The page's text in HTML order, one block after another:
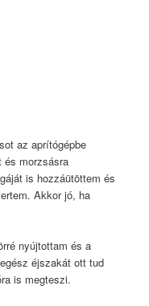
az aprítógépbe
és morzsásra
is hozzáütöttem és
Akkor jó, ha
nyújtottam és a
éjszakát ott tud
is megteszi.